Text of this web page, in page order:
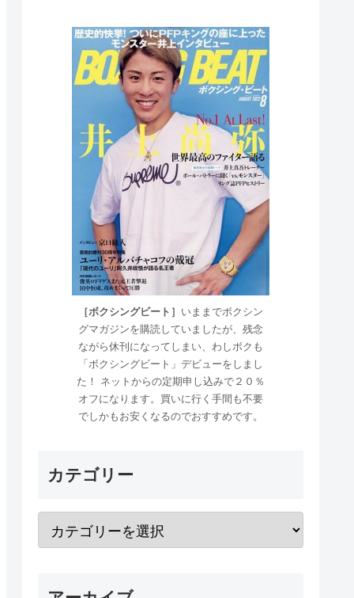
［ボクシングビート］ いままでボクシン
グマガジンを購読していましたが、残念
ながら休刊になってしまい、わしボクも
「ボクシングビート」デビューをしまし
た！ ネットからの定期申し込みで２０％
オフになります。買いに行く手間も不要
でしかもお安くなるのでおすすめです。
カテゴリー